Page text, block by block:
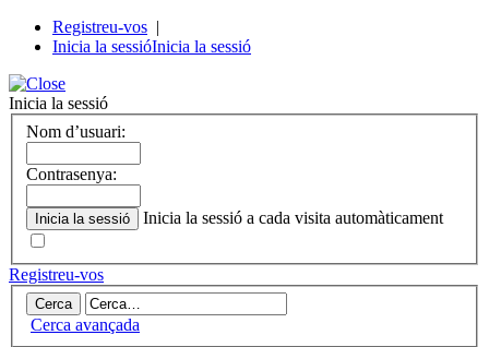
Registreu-vos |
Inicia la sessióInicia la sessió
Inicia la sessió
Nom d’usuari:
Contrasenya:
Inicia la sessió a cada visita automàticament
Registreu-vos
Cerca avançada